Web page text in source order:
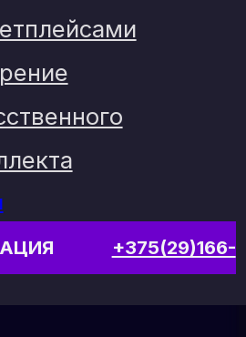
+375(29)166-